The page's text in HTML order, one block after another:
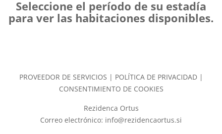
Seleccione el período de su estadía
para ver las habitaciones disponibles.
PROVEEDOR DE SERVICIOS | POLÍTICA DE PRIVACIDAD|
CONSENTIMIENTO DE COOKIES
Rezidenca Ortus
Correo electrónico: info@rezidencaortus.si